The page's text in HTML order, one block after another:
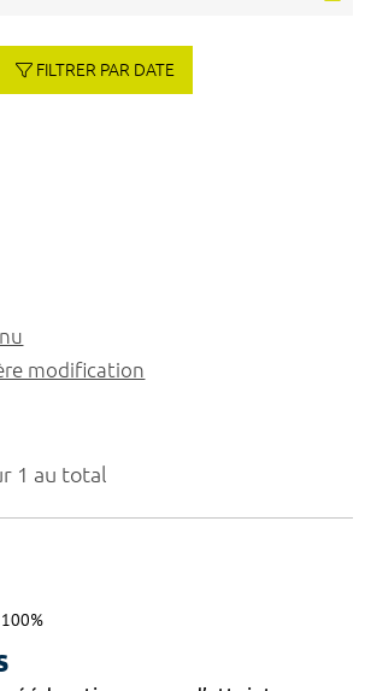
1 au total
100%
FILTRER PAR DATE
modification